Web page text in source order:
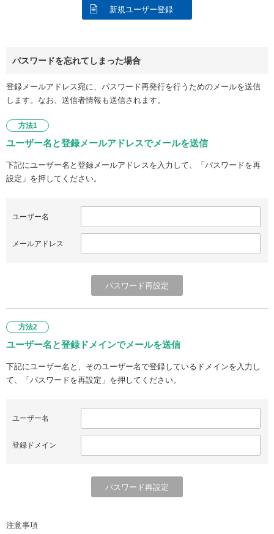
新規ユーザー登録
パスワードを忘れてしまった場合
登録メールアドレス宛に、パスワード再発行を行うためのメールを送信
します。なお、送信者情報も送信されます。
方法1
ユーザー名と登録メールアドレスでメールを送信
下記にユーザー名と登録メールアドレスを入力して、「パスワードを再
設定」を押してください。
ユーザー名
メールアドレス
方法2
ユーザー名と登録ドメインでメールを送信
下記にユーザー名と、そのユーザー名で登録しているドメインを入力し
て、「パスワードを再設定」を押してください。
ユーザー名
登録ドメイン
注意事項